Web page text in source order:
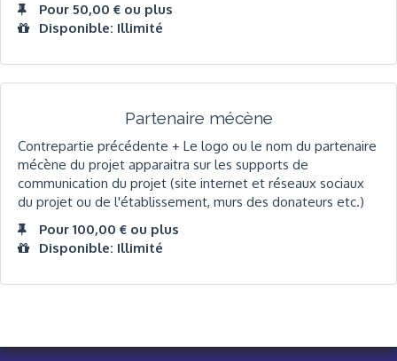
Pour 50,00 € ou plus
Disponible: Illimité
Partenaire mécène
Contrepartie précédente + Le logo ou le nom du partenaire
mécène du projet apparaitra sur les supports de
communication du projet (site internet et réseaux sociaux
du projet ou de l'établissement, murs des donateurs etc.)
Pour 100,00 € ou plus
Disponible: Illimité